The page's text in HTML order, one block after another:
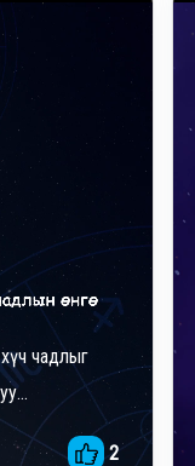
чадлыг
2